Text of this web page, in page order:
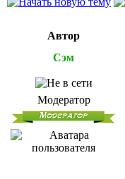
Автор
Сэм
Модератор